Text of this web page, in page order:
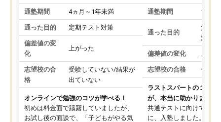
通塾期間 4ヵ月～1年未満
通った目的 定期テスト対策
偏差値の変
化
上がった
志望校の合
格
受験していない/結果が
出ていない
オンラインで勉強のコツが学べる！
初めは料金面で躊躇していましたが、
お試し後の面談で、「子どもがやる気
通塾期間 1～3
通った目的
大学
対策
偏差値の変化
志望校の合格 合格
ラストスパートの１か月
が、本当に助かりました
共通テストに向けての追
に、入塾しました。田舎